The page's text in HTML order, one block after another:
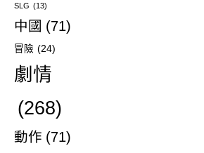
SLG (13)
中國 (71)
冒險 (24)
劇情
(268)
動作 (71)